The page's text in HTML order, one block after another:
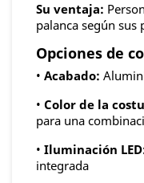
Su ventaja:
palanca según sus
Opciones de
• Acabado:
• Color de la
para una
• Iluminación
integrada